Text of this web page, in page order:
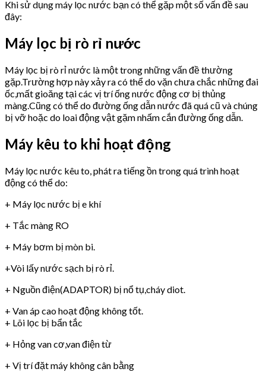
Khi sử dụng máy lọc nước bạn có thể gặp một số vấn đề sau
đây:
Máy lọc bị rò rỉ nước
Máy lọc bị rò rỉ nước là một trong những vấn đề thường
gặp.Trường hợp này xảy ra có thể do vặn chưa chắc những đai
ốc,mất gioăng tại các vị trí ống nước động cơ bị thủng
màng.Cũng có thể do đường ống dẫn nước đã quá cũ và chúng
bị vỡ hoặc do loai động vật gặm nhấm cắn đường ống dẫn.
Máy kêu to khi hoạt động
Máy lọc nước kêu to, phát ra tiếng ồn trong quá trình hoạt
động có thể do:
+ Máy lọc nước bị e khí
+ Tắc màng RO
+ Máy bơm bị mòn bi.
+Vòi lấy nước sạch bị rò rỉ.
+ Nguồn điện(ADAPTOR) bị nổ tụ,cháy diot.
+ Van áp cao hoạt động không tốt.
+ Lõi lọc bị bẩn tắc
+ Hỏng van cơ,van điện từ
+ Vị trí đặt máy không cân bằng